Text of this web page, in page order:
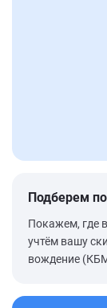
Подберем
Покажем, где
учтём вашу
вождение